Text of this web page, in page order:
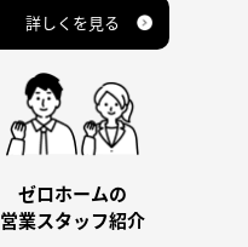
詳しくを見る
ゼロホームの
営業スタッフ紹介